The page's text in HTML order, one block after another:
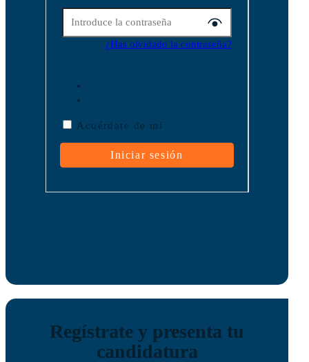
¿Has olvidado la contraseña?
Acuérdate de mí
Regístrate y presenta tu
candidatura